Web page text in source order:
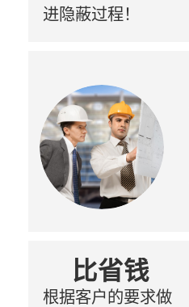
进隐蔽过程！
比省钱
根据客户的要求做